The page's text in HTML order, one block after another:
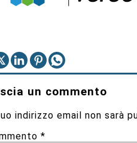
un commento
indirizzo email non sarà
*